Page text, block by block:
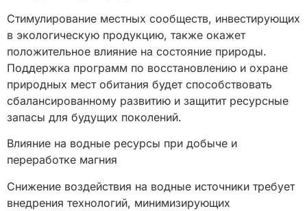
Стимулирование местных сообществ, инвестирующих
в экологическую продукцию, также окажет
положительное влияние на состояние природы.
Поддержка программ по восстановлению и охране
природных мест обитания будет способствовать
сбалансированному развитию и защитит ресурсные
запасы для будущих поколений.
Влияние на водные ресурсы при добыче и
переработке магния
Снижение воздействия на водные источники требует
внедрения технологий, минимизирующих